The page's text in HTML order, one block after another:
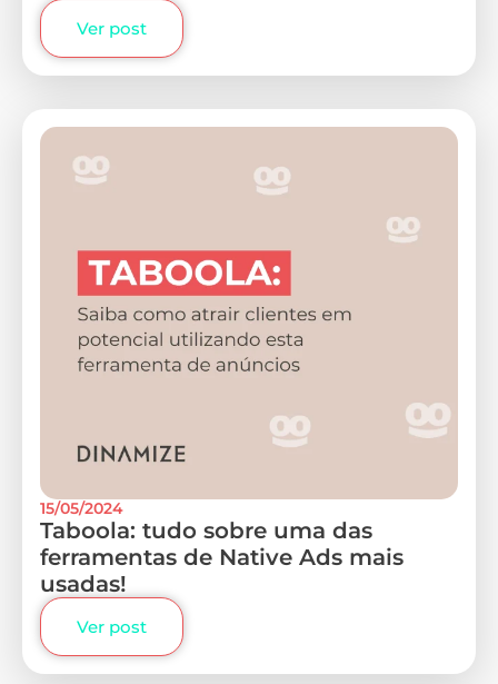
Ver post
15/05/2024
Taboola: tudo sobre uma das
ferramentas de Native Ads mais
usadas!
Ver post